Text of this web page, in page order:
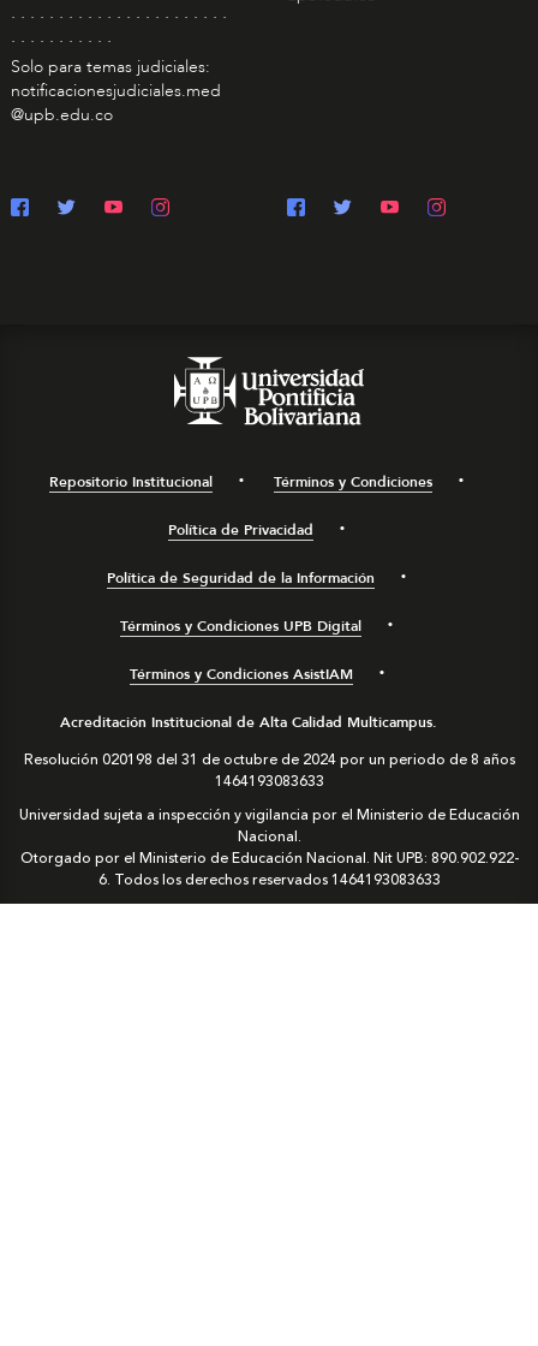
. . . . . . . . . . . . . . . . . . . . . . .
. . . . . . . . . . .
Solo para temas judiciales:
notificacionesjudiciales.med
@upb.edu.co
Repositorio Institucional Términos y Condiciones
Política de Privacidad
Política de Seguridad de la Información
Términos y Condiciones UPB Digital
Términos y Condiciones AsistIAM
Acreditación Institucional de Alta Calidad Multicampus.
Resolución 020198 del 31 de octubre de 2024 por un periodo de 8 años
1464193083633
Universidad sujeta a inspección y vigilancia por el Ministerio de Educación
Nacional.
Otorgado por el Ministerio de Educación Nacional. Nit UPB: 890.902.922-
6. Todos los derechos reservados1464193083633